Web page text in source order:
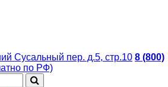
Сусальный пер. д.5, стр.10 8 (800)
по РФ)